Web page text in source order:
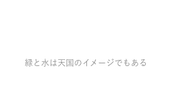
緑と水は天国のイメージでもある